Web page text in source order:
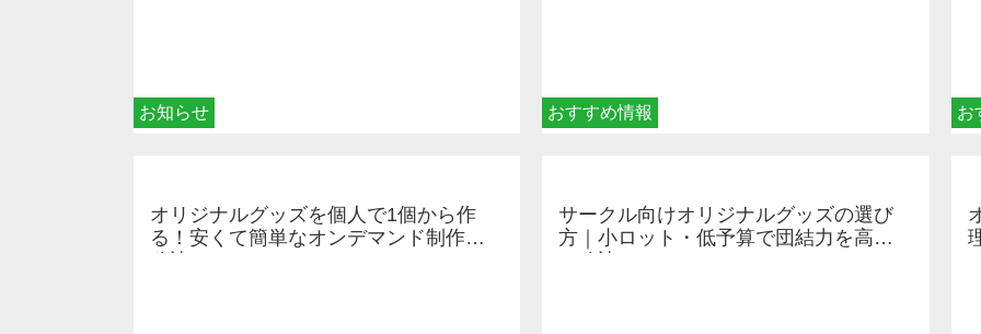
お知らせ おすすめ情報 お
オリジナルグッズを個人で1個から作
る！安くて簡単なオンデマンド制作の
サークル向けオリジナルグッズの選び
方｜小ロット・低予算で団結力を高め